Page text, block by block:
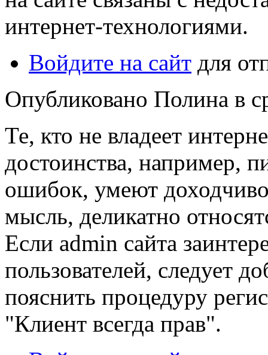
интернет-технологиями.
Войдите на сайт для
Опубликовано Полина в
Те, кто не владеет
достоинства, например,
ошибок, умеют
мысль, деликатно
Если admin сайта
пользователей, следует
пояснить процедуру
"Клиент всегда прав".